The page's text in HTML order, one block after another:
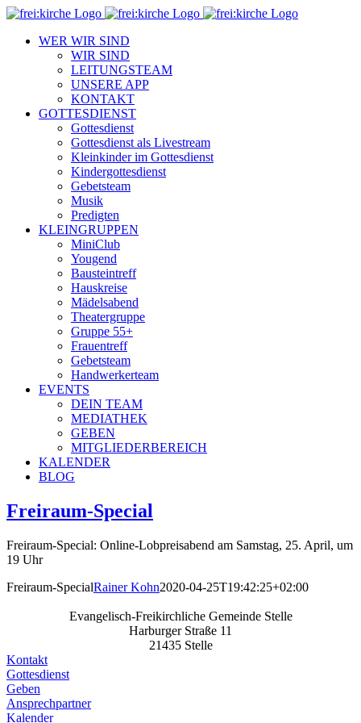
Zum
springenWER WIR SIND
WIR SIND
LEITUNGSTEAM
UNSERE APP
KONTAKT
GOTTESDIENST
Gottesdienst
Gottesdienst als Livestream
Kleinkinder im Gottesdienst
Kindergottesdienst
Gebetsteam
Musik
Predigten
KLEINGRUPPEN
MiniClub
Yougend
Bausteintreff
Hauskreise
Mädelsabend
Theatergruppe
Gruppe 55+
Frauentreff
Gebetsteam
Handwerkerteam
EVENTS
DEIN TEAM
MEDIATHEK
GEBEN
MITGLIEDERBEREICH
KALENDER
BLOG
Freiraum-Special
Freiraum-Special: Online-Lobpreisabend am Samstag, 25. April, um
19 Uhr
Freiraum-SpecialRainer Kohn2020-04-25T19:42:25+02:00
Evangelisch-Freikirchliche Gemeinde Stelle
Harburger Straße 11
21435 Stelle
Kontakt
Gottesdienst
Geben
Ansprechpartner
Kalender